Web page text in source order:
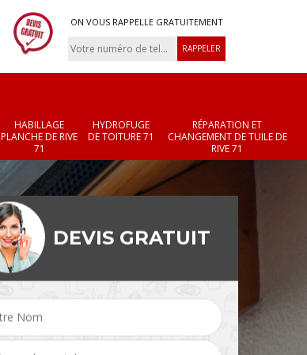
ON VOUS RAPPELLE GRATUITEMENT
HABILLAGE
PLANCHE DE RIVE
71
HYDROFUGE
DE TOITURE 71
RÉPARATION ET
CHANGEMENT DE TUILE DE
RIVE 71
Changement de velux Réparation et
changement de
et faîtage 71
DEVIS GRATUIT